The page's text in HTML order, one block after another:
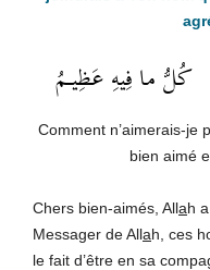
فِيهِ عَظِيــمُ
Comment
bien aimé
Chers bien-aimés, Allah
Messager de Allah, ces
le fait d’être en sa